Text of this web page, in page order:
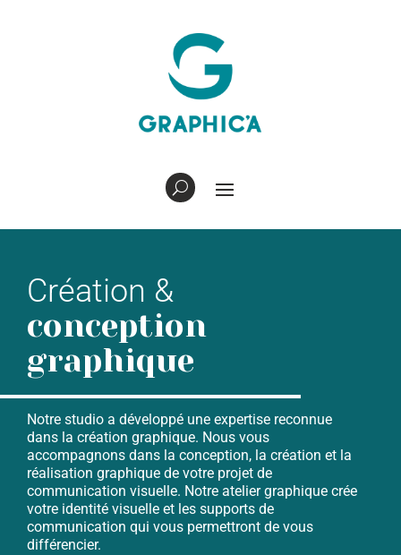
Création &
conception
graphique
Notre studio a développé une expertise reconnue
dans la création graphique. Nous vous
accompagnons dans la conception, la création et la
réalisation graphique de votre projet de
communication visuelle. Notre atelier graphique crée
votre identité visuelle et les supports de
communication qui vous permettront de vous
différencier.